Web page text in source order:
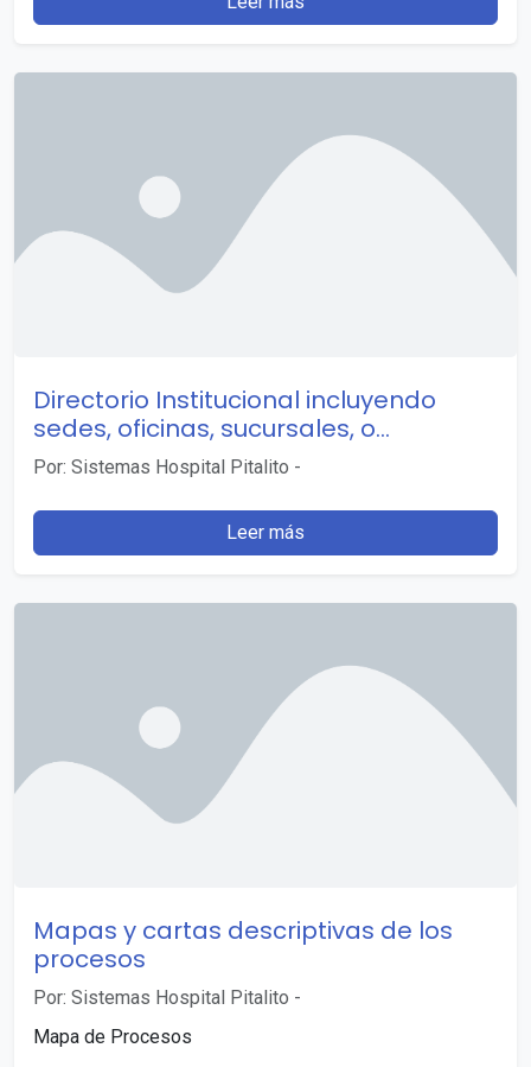
Directorio Institucional incluyendo
sedes, oficinas, sucursales, o
regionales, y dependencias
Por: Sistemas Hospital Pitalito -
Leer más
Mapas y cartas descriptivas de los
procesos
Por: Sistemas Hospital Pitalito -
Mapa de Procesos